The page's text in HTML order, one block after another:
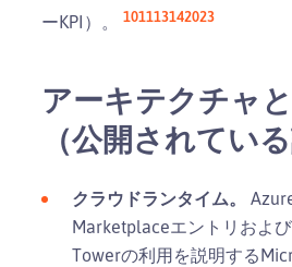
ーKPI）。 101113142023
アーキテクチャ
（公開されている
クラウドランタイム。
Marketplaceエントリおよ
Towerの利用を説明する